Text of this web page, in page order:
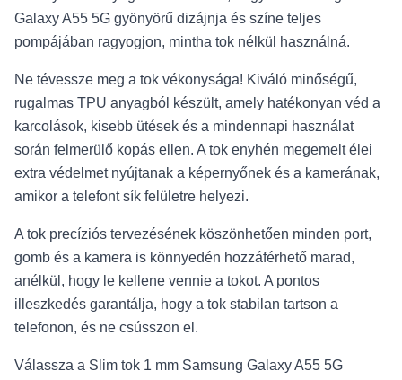
Galaxy A55 5G gyönyörű dizájnja és színe teljes
pompájában ragyogjon, mintha tok nélkül használná.
Ne tévessze meg a tok vékonysága! Kiváló minőségű,
rugalmas TPU anyagból készült, amely hatékonyan véd a
karcolások, kisebb ütések és a mindennapi használat
során felmerülő kopás ellen. A tok enyhén megemelt élei
extra védelmet nyújtanak a képernyőnek és a kamerának,
amikor a telefont sík felületre helyezi.
A tok precíziós tervezésének köszönhetően minden port,
gomb és a kamera is könnyedén hozzáférhető marad,
anélkül, hogy le kellene vennie a tokot. A pontos
illeszkedés garantálja, hogy a tok stabilan tartson a
telefonon, és ne csússzon el.
Válassza a Slim tok 1 mm Samsung Galaxy A55 5G